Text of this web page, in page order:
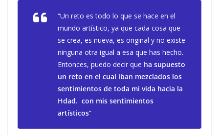
“Un reto es todo lo que se hace en el
mundo artístico, ya que cada cosa que
se crea, es nueva, es original y no existe
ninguna otra igual a esa que has hecho.
Entonces, puedo decir que ha supuesto
un reto en el cual iban mezclados los
sentimientos de toda mi vida hacia la
Hdad. con mis sentimientos
artísticos”